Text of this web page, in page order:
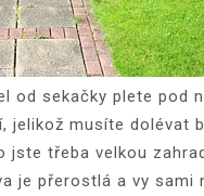
od sekačky plete
jelikož musíte dolévat
jste třeba velkou
je přerostlá a vy